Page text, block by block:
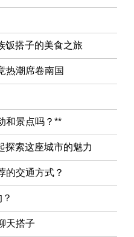
饭搭子的美食之旅
热潮席卷南国
和景点吗？**
探索这座城市的魅力
的交通方式？
天搭子